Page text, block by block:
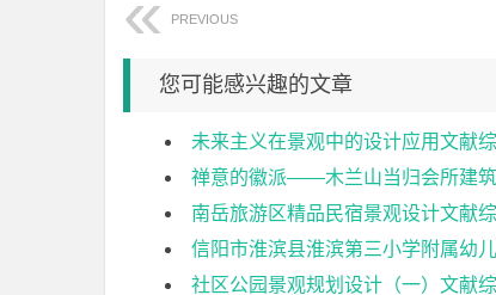
PREVIOUS
您可能感兴趣的文章
未来主义在景观中的设计应用文献
禅意的徽派——木兰山当归会所建
南岳旅游区精品民宿景观设计文献
信阳市淮滨县淮滨第三小学附属幼
社区公园景观规划设计（一）文献